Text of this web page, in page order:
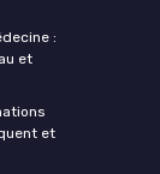
:
et
et